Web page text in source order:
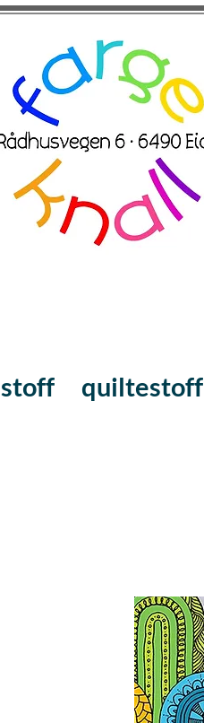
stoff quiltestoff